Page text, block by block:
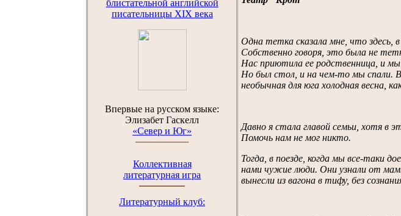
блистательной английской
писательницы XIX века
Впервые на русском языке:
Элизабет Гаскелл
«Север и Юг»
Коллективная
литературная игра
Литературный клуб:
Одна тетка сказала мне, что здесь,
Собственно говоря, это была не
Нас приютила ее родственница, и
Но был стол, и на чем-то мы спали. В
необычная для юга холодная весна,
Давно я стала главой семьи, хотя в
Помочь нам не мог никто.
Тогда, в поезде, когда мы все-таки
нами чужие люди. Они узнали от
вынесли из вагона в тифу, без